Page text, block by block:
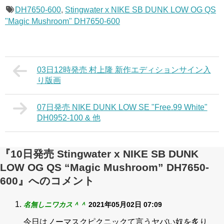
DH7650-600, Stingwater x NIKE SB DUNK LOW OG QS
"Magic Mushroom" DH7650-600
03日12時発売 村上隆 新作エディションサイン入
り版画
07日発売 NIKE DUNK LOW SE "Free.99 White"
DH0952-100 & 他
『10日発売 Stingwater x NIKE SB DUNK
LOW OG QS “Magic Mushroom” DH7650-
600』へのコメント
名無しニワカス＾＾ 2021年05月02日 07:09
今日はノーマスクピクニックて言うヤバい奴を炙り